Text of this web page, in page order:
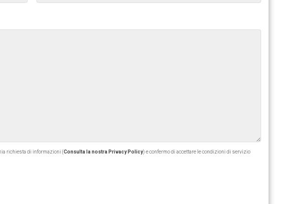
richiesta di informazioni (Consulta la nostra Privacy Policy) e confermo di accettare le condizioni di servizio